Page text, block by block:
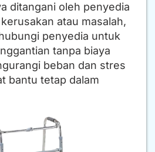
ditangani oleh penyedia
atau masalah,
penyedia untuk
tanpa biaya
beban dan stres
bantu tetap dalam